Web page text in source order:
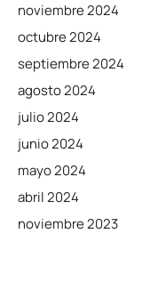
noviembre 2024
octubre 2024
septiembre 2024
agosto 2024
julio 2024
junio 2024
mayo 2024
abril 2024
noviembre 2023